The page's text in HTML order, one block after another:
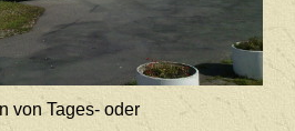
von Tages- oder